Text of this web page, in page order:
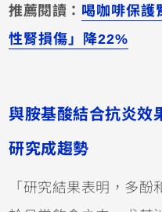
推薦閱讀： 喝咖啡保護
性腎損傷」降22%
與胺基酸結合抗炎效
研究成趨勢
「研究結果表明，多